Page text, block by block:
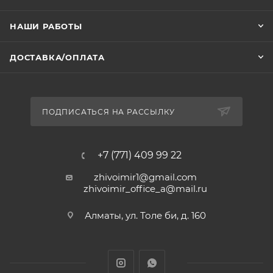
Допускается выпадение осадка. Перед
детей.
температуре не выше +15 0С — 3 года.
НАШИ РАБОТЫ
ДОСТАВКА/ОПЛАТА
ПОДПИСАТЬСЯ НА РАССЫЛКУ
+7 (771) 409 99 22
zhivoimir1@gmail.com
zhivoimir_office_a@mail.ru
Алматы, ул. Толе би, д. 160